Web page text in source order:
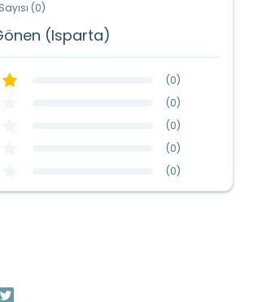
(0)
(Isparta)
(0)
(0)
(0)
(0)
(0)